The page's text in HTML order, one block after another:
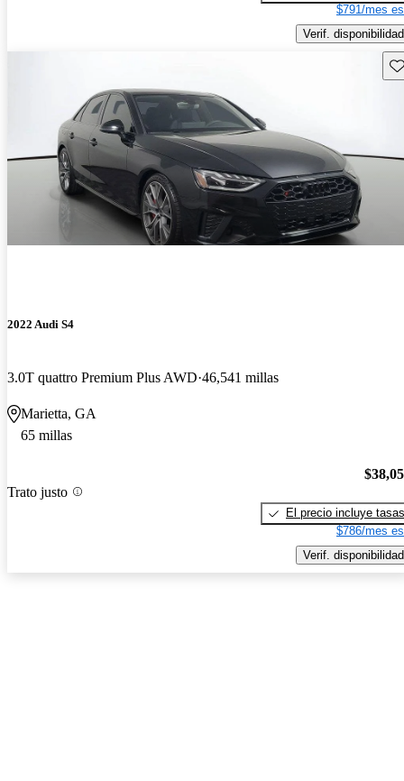
$791/mes
Verif. disponibilidad
2022 Audi S4
3.0T quattro Premium Plus AWD 46,541 millas
Marietta, GA
65 millas
Trato justo
El precio incluye tasas
$786/mes
Verif. disponibilidad